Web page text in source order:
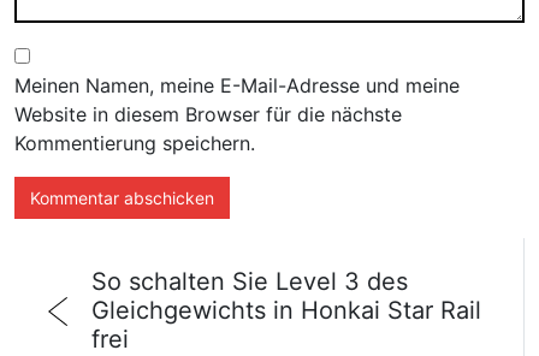
Meinen Namen, meine E-Mail-Adresse und meine
Website in diesem Browser für die nächste
Kommentierung speichern.
So schalten Sie Level 3 des
Gleichgewichts in Honkai Star Rail
frei